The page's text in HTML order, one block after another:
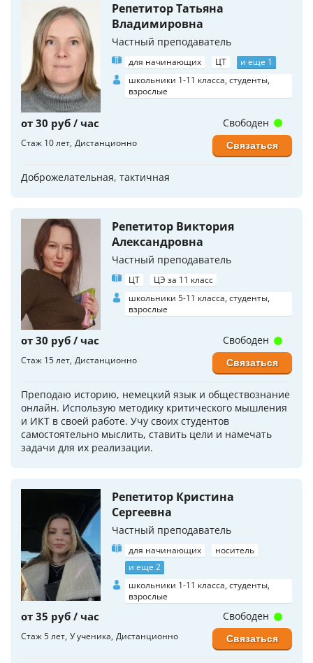
Репетитор Татьяна
Владимировна
Частный преподаватель
для начинающих ЦТ
и еще 1
школьники 1-11 класса, студенты,
взрослые
от 30 руб / час
Стаж 10 лет Дистанционно
Доброжелательная, тактичная
Свободен
Связаться
Репетитор Виктория
Александровна
Частный преподаватель
ЦТ
ЦЭ за 11 класс
школьники 5-11 класса, студенты,
взрослые
от 30 руб / час
Стаж 15 лет Дистанционно
Преподаю историю, немецкий язык и обществознание
онлайн. Использую методику критического мышления
и ИКТ в своей работе. Учу своих студентов
самостоятельно мыслить, ставить цели и намечать
задачи для их реализации.
Свободен
Связаться
Репетитор Кристина
Сергеевна
Частный преподаватель
для начинающих
носитель
и еще 2
школьники 1-11 класса, студенты,
взрослые
от 35 руб / час
Стаж 5 лет У ученика Дистанционно
Свободен
Связаться